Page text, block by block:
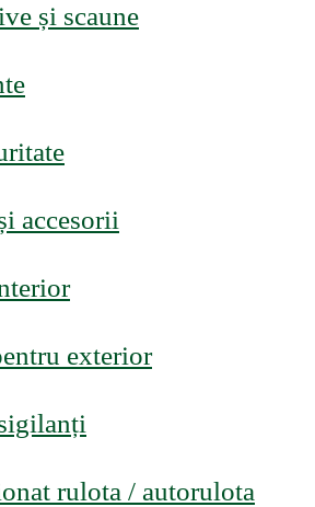
și scaune
accesorii
exterior
rulota / autorulota